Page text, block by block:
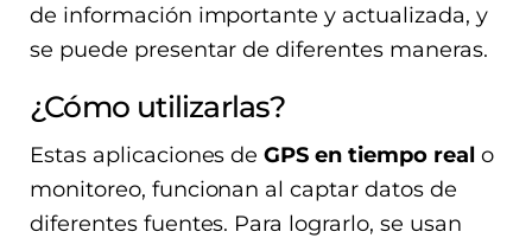
de información importante y actualizada, y
se puede presentar de diferentes maneras.
¿Cómo utilizarlas?
Estas aplicaciones deGPS en tiempo realo
monitoreo, funcionan al captar datos de
diferentes fuentes. Para lograrlo, se usan